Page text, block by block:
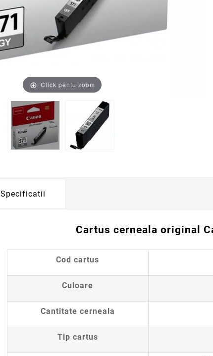
Click pentu zoom
Specificatii
Cartus cerneala original
Cod cartus
Culoare
Cantitate cerneala
Tip cartus